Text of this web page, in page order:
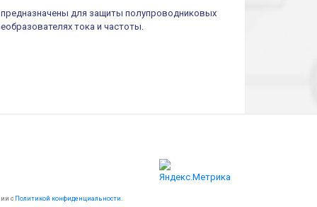
предназначены для защиты полупроводниковых
тока и частоты.
с Политикой конфиденциальности.